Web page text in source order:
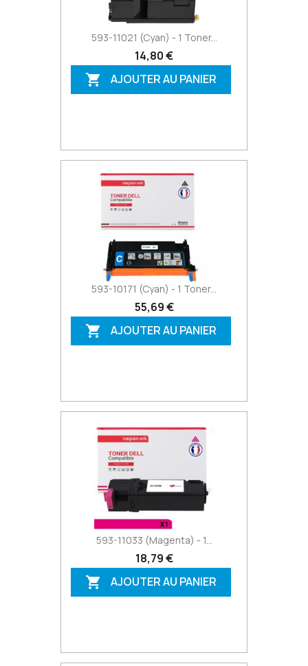
593-11021 (Cyan) - 1 Toner...
14,80 €
 AJOUTER AU PANIER
593-10171 (Cyan) - 1 Toner...
55,69 €
 AJOUTER AU PANIER
593-11033 (Magenta) - 1...
18,79 €
 AJOUTER AU PANIER